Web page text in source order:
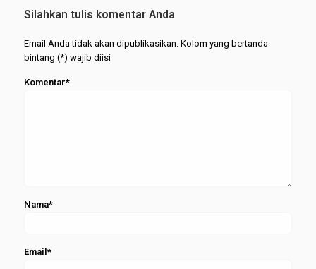
Merapat
Silahkan tulis komentar Anda
Email Anda tidak akan dipublikasikan. Kolom yang bertanda
bintang (*) wajib diisi
Komentar*
Nama*
Email*